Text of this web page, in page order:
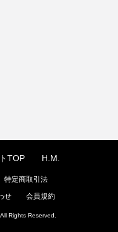
TOP H.M.
特定商取引法
せ
会員規約
Rights Reserved.